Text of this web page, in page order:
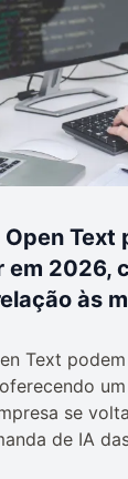
em 2026,
às
Text
se
de IA